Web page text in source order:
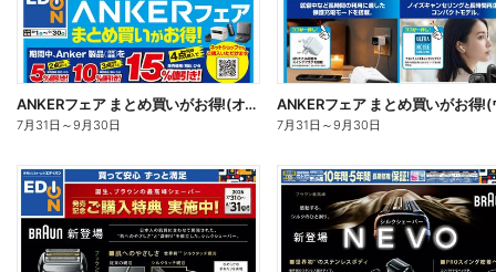
ANKERフェア まとめ買いがお得!(オモテ)
7月31日 ～9月30日 7月31日 ～9月30日